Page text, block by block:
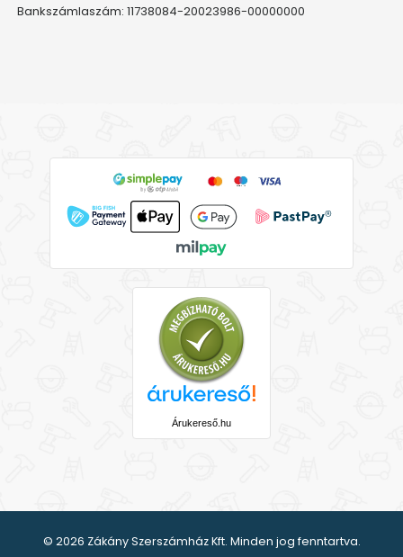
Bankszámlaszám: 11738084-20023986-00000000
Árukereső.hu
© 2026 Zákány Szerszámház Kft. Minden jog fenntartva.